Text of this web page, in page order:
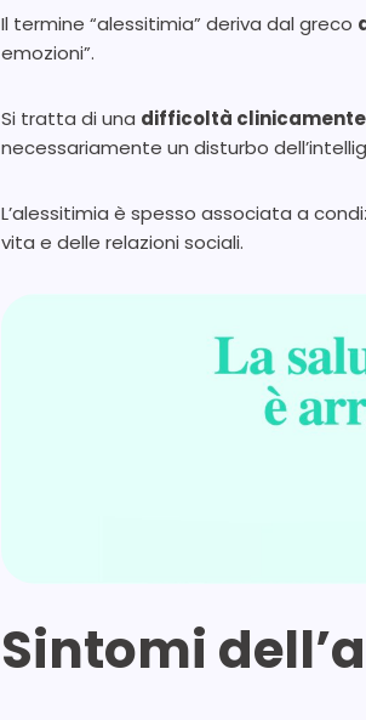
Il termine “alessitimia” deriva dal greco
emozioni”.
Si tratta di una difficoltà clinicamente
necessariamente un disturbo
L’alessitimia è spesso associata a
vita e delle relazioni sociali.
Sintomi